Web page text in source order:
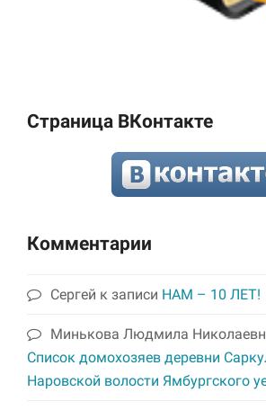
Страница ВКонтакте
Комментарии
Сергей к записи НАМ – 10 ЛЕТ!
Минькова Людмила
Список домохозяев деревни
Наровской волости Ямбургского